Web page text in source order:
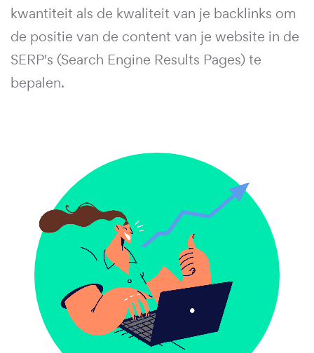
kwantiteit als de kwaliteit van je backlinks om
de positie van de content van je website in de
SERP's (Search Engine Results Pages) te
bepalen.